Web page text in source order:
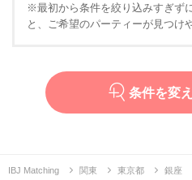
※最初から条件を絞り込みすぎず
と、ご希望のパーティーが見つけ
条件を変
IBJ Matching 関東 東京都 銀座